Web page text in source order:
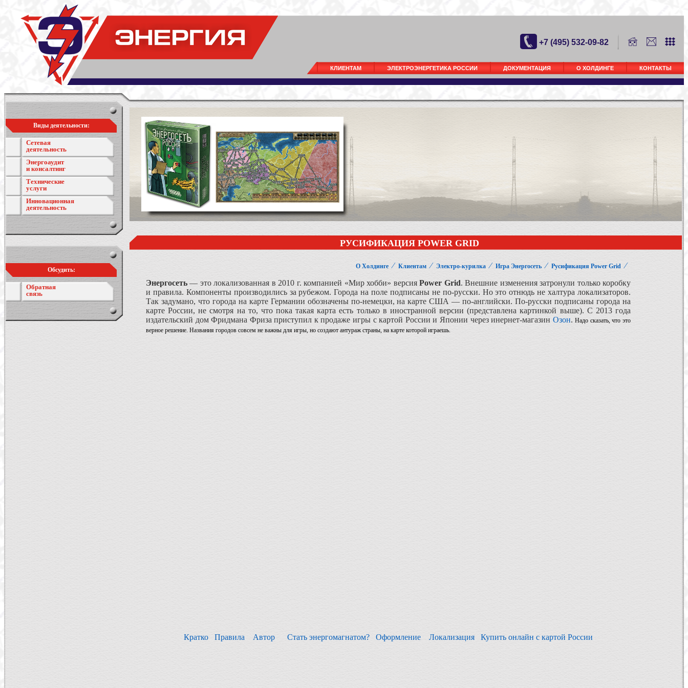
+7 (495) 532-09-82
КЛИЕНТАМ ЭЛЕКТРОЭНЕРГЕТИКА РОССИИ ДОКУМЕНТАЦИЯ О ХОЛДИНГЕ КОНТАКТЫ
Виды деятельности:
Сетевая
деятельность
Энергоаудит
и консалтинг
Технические
услуги
Инновационная
деятельность
Обсудить:
Обратная
связь
РУСИФИКАЦИЯ POWER GRID
О Холдинге ⁄ Клиентам ⁄ Электро-курилка ⁄ Игра Энергосеть ⁄ Русификация Power Grid ⁄
Энергосеть— это локализованная в 2010 г. компанией «Мир хобби» версияPower Grid. Внешние изменения затронули только коробку
и правила. Компоненты производились за рубежом. Города на поле подписаны не по-русски. Но это отнюдь не халтура локализаторов.
Так задумано, что города на карте Германии обозначены по-немецки, на карте США — по-английски. По-русски подписаны города на
карте России, не смотря на то, что пока такая карта есть только в иностранной версии (представлена картинкой выше). С 2013 года
издательский дом Фридмана Фриза приступил к продаже игры с картой России и Японии через инернет-магазин Озон.Надо сказать, что это
верное решение. Названия городов совсем не важны для игры, но создают антураж страны, на карте которой играешь.
Кратко Правила Автор Стать энергомагнатом? Оформление Локализация Купить онлайн с картой России